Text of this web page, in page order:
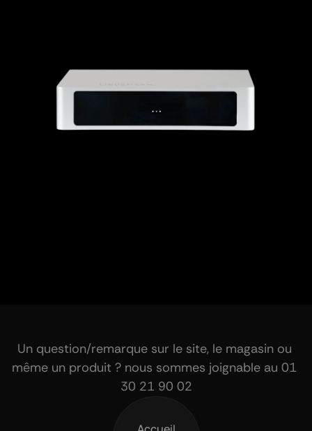
Un question/remarque sur le site, le magasin ou
même un produit ? nous sommes joignable au 01
30 21 90 02